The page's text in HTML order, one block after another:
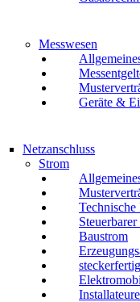
Messwesen
Geräte &
Netzanschluss
Strom
Baustrom
Installateure